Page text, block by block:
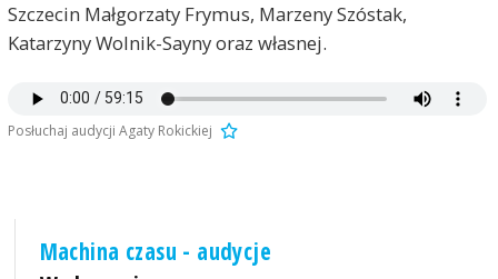
Szczecin Małgorzaty Frymus, Marzeny Szóstak,
Katarzyny Wolnik-Sayny oraz własnej.
Posłuchaj audycji Agaty Rokickiej
Machina czasu - audycje